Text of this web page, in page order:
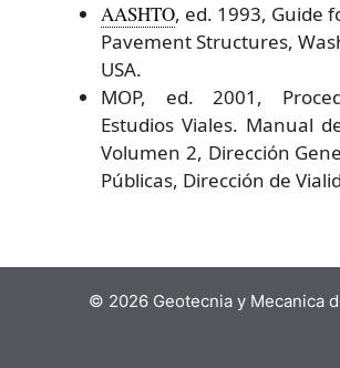
AASHTO, ed. 1993, Guide
Pavement Structures,
USA.
MOP, ed. 2001,
Estudios Viales. Manual
Volumen 2, Dirección
Públicas, Dirección de
© 2026 Geotecnia y Mecanica